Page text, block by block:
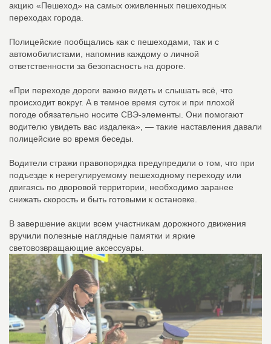
акцию «Пешеход» на самых оживленных пешеходных
переходах города.
Полицейские пообщались как с пешеходами, так и с
автомобилистами, напомнив каждому о личной
ответственности за безопасность на дороге.
«При переходе дороги важно видеть и слышать всё, что
происходит вокруг. А в темное время суток и при плохой
погоде обязательно носите СВЭ-элементы. Они помогают
водителю увидеть вас издалека», — такие наставления давали
полицейские во время беседы.
Водители стражи правопорядка предупредили о том, что при
подъезде к нерегулируемому пешеходному переходу или
двигаясь по дворовой территории, необходимо заранее
снижать скорость и быть готовыми к остановке.
В завершение акции всем участникам дорожного движения
вручили полезные наглядные памятки и яркие
световозвращающие аксессуары.